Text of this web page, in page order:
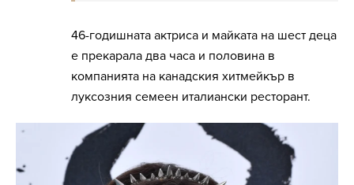
46-годишната актриса и майката на шест деца
е прекарала два часа и половина в
компанията на канадския хитмейкър в
луксозния семеен италиански ресторант.